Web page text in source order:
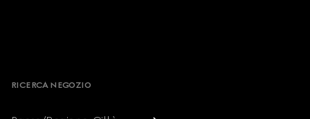
RICERCA NEGOZIO